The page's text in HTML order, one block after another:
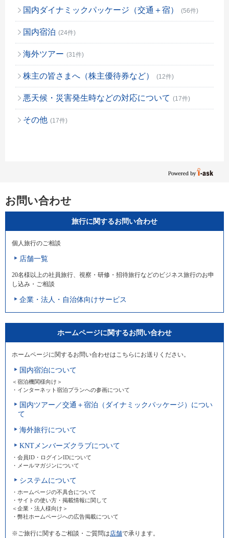
国内ダイナミックパッケージ（交通＋宿） (56件)
国内宿泊 (24件)
海外ツアー (31件)
株主の皆さまへ（株主優待券など） (12件)
悪天候・災害発生時などの対応について (17件)
その他 (17件)
お問い合わせ
旅行に関するお問い合わせ
個人旅行のご相談
店舗一覧
20名様以上の社員旅行、視察・研修・招待旅行などのビジネス旅行のお申
し込み・ご相談
企業・法人・自治体向けサービス
ホームページに関するお問い合わせ
ホームページに関するお問い合わせはこちらにお送りください。
国内宿泊について
＜宿泊機関様向け＞
・インターネット宿泊プランへの参画について
国内ツアー／交通＋宿泊（ダイナミックパッケージ）につい
て
海外旅行について
KNTメンバーズクラブについて
・会員ID・ログインIDについて
・メールマガジンについて
システムについて
・ホームページの不具合について
・サイトの使い方・掲載情報に関して
＜企業・法人様向け＞
・弊社ホームページへの広告掲載について
※ご旅行に関するご相談・ご質問は 店舗で承ります。